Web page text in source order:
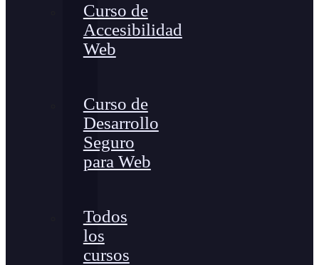
Curso de
Accesibilidad
Web
Curso de
Desarrollo
Seguro
para Web
Todos
los
cursos